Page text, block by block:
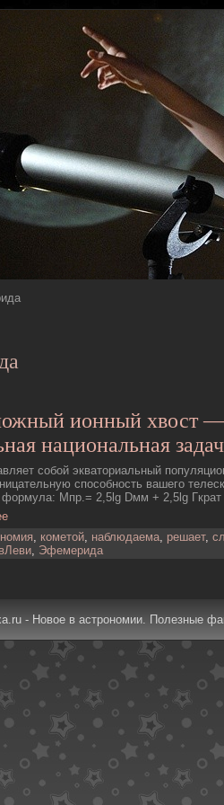
ионный хвост —
национальная
собой экваториальный
способность вашего
Mпр.= 2,5lg Dмм + 2,5lg Гкрат
, кометой, наблюдаема, решает,
, Эфемерида
- Новое в астрономии. Полезные